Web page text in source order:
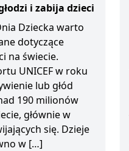
i zabija dzieci
Dziecka warto
dotyczące
na świecie.
UNICEF w roku
lub głód
190 milionów
głównie w
się. Dzieje
w […]